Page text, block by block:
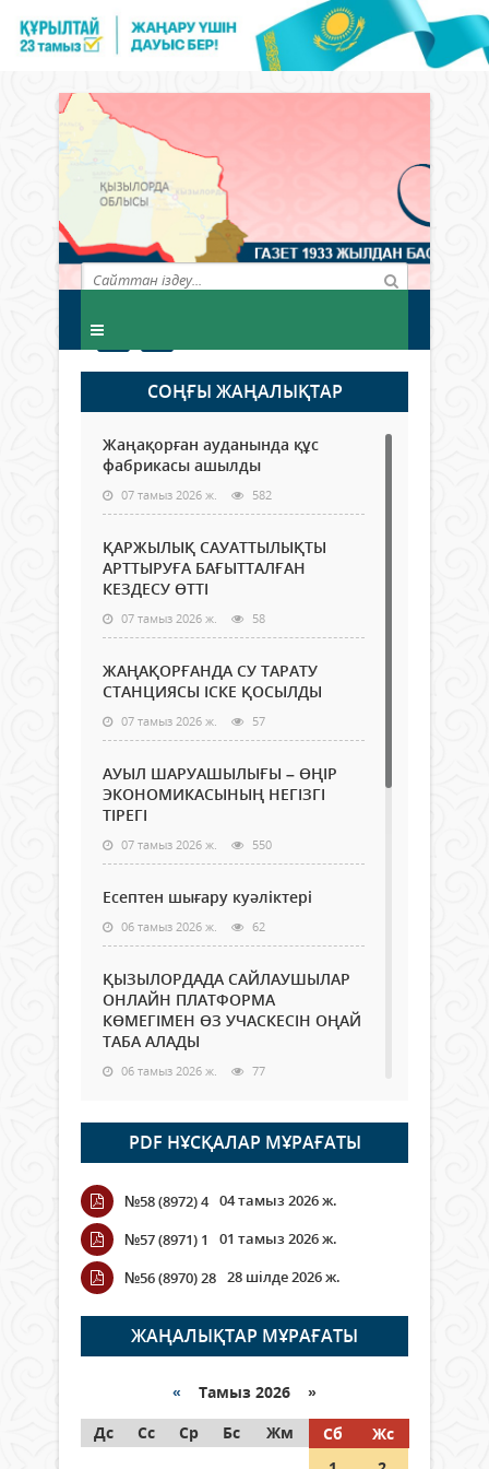
СОҢҒЫ ЖАҢАЛЫҚТАР
Жаңақорған ауданында құс
фабрикасы ашылды
07 тамыз 2026 ж. 582
ҚАРЖЫЛЫҚ САУАТТЫЛЫҚТЫ
АРТТЫРУҒА БАҒЫТТАЛҒАН
КЕЗДЕСУ ӨТТІ
07 тамыз 2026 ж. 58
ЖАҢАҚОРҒАНДА СУ ТАРАТУ
СТАНЦИЯСЫ ІСКЕ ҚОСЫЛДЫ
07 тамыз 2026 ж. 57
АУЫЛ ШАРУАШЫЛЫҒЫ – ӨҢІР
ЭКОНОМИКАСЫНЫҢ НЕГІЗГІ
ТІРЕГІ
07 тамыз 2026 ж. 550
Есептен шығару куәліктері
06 тамыз 2026 ж. 62
ҚЫЗЫЛОРДАДА САЙЛАУШЫЛАР
ОНЛАЙН ПЛАТФОРМА
КӨМЕГІМЕН ӨЗ УЧАСКЕСІН ОҢАЙ
ТАБА АЛАДЫ
06 тамыз 2026 ж. 77
Open Air: Қызылорда облысы
полиция департаменті 20
мыңнан астам көрерменнің
қауіпсіздігін қамтамасыз етті
06 тамыз 2026 ж.
Wi-Fi ҚАБЫРҒА АРҚЫЛЫ ҚАЛАЙ
ӨТЕДІ?
06 тамыз 2026 ж. 254
граждане Казахстана,
05 тамыз 2026 ж. 133
PDF НҰСҚАЛАР МҰРАҒАТЫ
№58 (8972) 4 04 тамыз 2026 ж.
№57 (8971) 1
01 тамыз 2026 ж.
№56 (8970) 28 28 шілде 2026 ж.
ЖАҢАЛЫҚТАР МҰРАҒАТЫ
« Тамыз 2026 »
Дс
Сс Ср Бс Жм Сб
Жс